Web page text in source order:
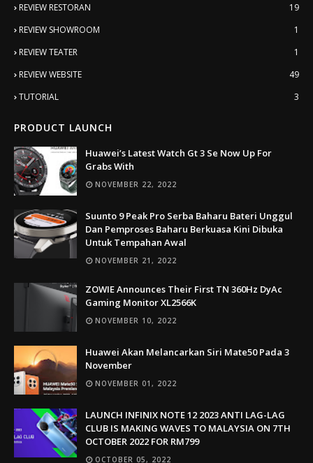
REVIEW RESTORAN
19
REVIEW SHOWROOM
1
REVIEW TEATER
1
REVIEW WEBSITE
49
TUTORIAL
3
PRODUCT LAUNCH
Huawei’s Latest Watch Gt 3 Se Now Up For
Grabs With
NOVEMBER 22, 2022
Suunto 9 Peak Pro Serba Baharu Bateri Unggul
Dan Pemproses Baharu Berkuasa Kini Dibuka
Untuk Tempahan Awal
NOVEMBER 21, 2022
ZOWIE Announces Their First TN 360Hz DyAc
Gaming Monitor XL2566K
NOVEMBER 10, 2022
Huawei Akan Melancarkan Siri Mate50 Pada 3
November
NOVEMBER 01, 2022
LAUNCH INFINIX NOTE 12 2023 ANTI LAG-LAG
CLUB IS MAKING WAVES TO MALAYSIA ON 7TH
OCTOBER 2022 FOR RM799
OCTOBER 05, 2022